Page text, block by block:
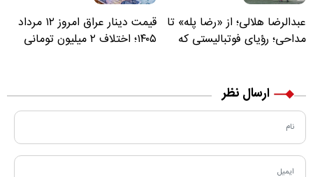
عبدالرضا هلالی؛ از «رضا پله» تا
مداحی؛ رؤیای فوتبالیستی که
قیمت دینار عراق امروز ۱۲ مرداد
۱۴۰۵؛ اختلاف ۲ میلیون تومانی
ارسال نظر